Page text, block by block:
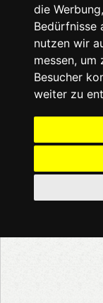
die
Bedürfnisse
nutzen wir
messen, um
Besucher
weiter zu